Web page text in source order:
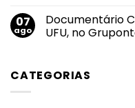
em
2026
durante
com
Juliane
Carvalho
Grécia
em
Uberlândia
está
do
Sudeste
07
ago
Documentário
UFU, no
Documentário
CONTRACENA
CATEGORIAS